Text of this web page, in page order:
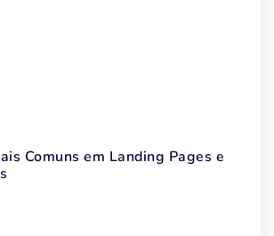
Comuns em Landing Pages e